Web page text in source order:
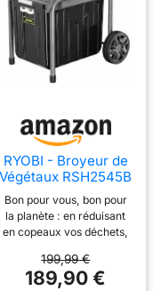
RYOBI - Broyeur de
Végétaux RSH2545B
– Moteur 2500W,
Système à
Couteaux, Bac 40L,
Roues de Transport,
Idéal Branches,
Déchets Verts,
Bon pour vous, bon pour
la planète : en réduisant
en copeaux vos déchets,
réduisez le besoin en
arrosage et évitez la
199,99 €
189,90 €